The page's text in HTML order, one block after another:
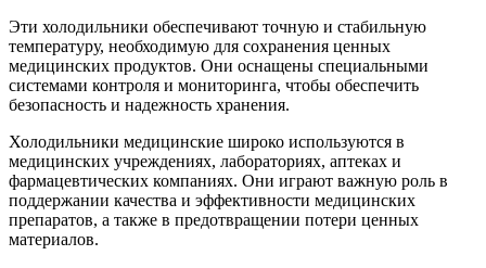
Эти холодильники обеспечивают точную и стабильную
температуру, необходимую для сохранения ценных
медицинских продуктов. Они оснащены специальными
системами контроля и мониторинга, чтобы обеспечить
безопасность и надежность хранения.
Холодильники медицинские широко используются в
медицинских учреждениях, лабораториях, аптеках и
фармацевтических компаниях. Они играют важную роль в
поддержании качества и эффективности медицинских
препаратов, а также в предотвращении потери ценных
материалов.